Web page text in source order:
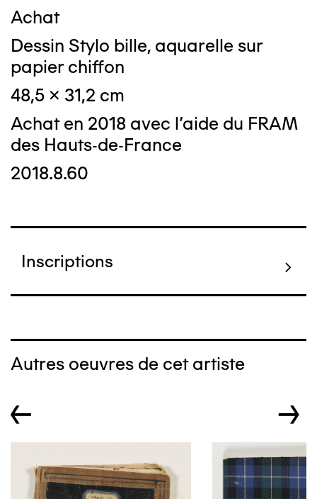
Achat
Dessin Stylo bille, aquarelle sur
papier chiffon
48,5 x 31,2 cm
Achat en 2018 avec l'aide du FRAM
des Hauts-de-France
2018.8.60
Inscriptions
Autres oeuvres de cet artiste
← →